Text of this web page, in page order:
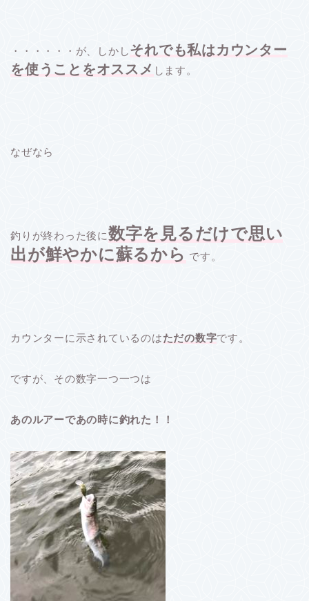
・・・・・・が、しかしそれでも私はカウンター
を使うことをオススメ します。
なぜなら
釣りが終わった後に数字を見るだけで思い
出が鮮やかに蘇るから です。
カウンターに示されているのはただの数字です。
ですが、その数字一つ一つは
あのルアーであの時に釣れた！！